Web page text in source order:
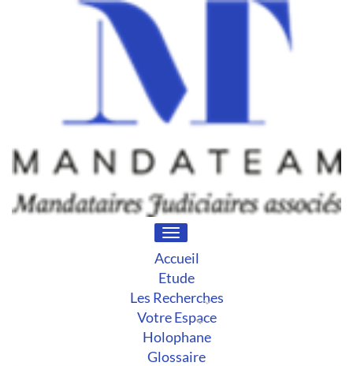
Toggle
navigation
Accueil
Etude
Les Recherches
Votre Espace
Holophane
Glossaire